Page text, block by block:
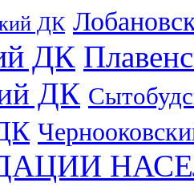
ДК
ДК
ДК